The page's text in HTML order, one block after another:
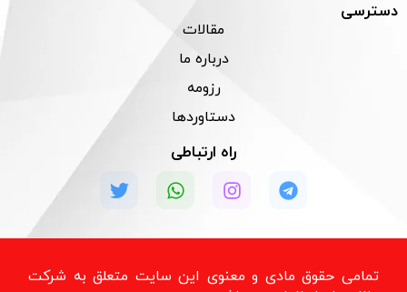
دسترسی
مقالات
درباره ما
رزومه
دستاوردها
راه ارتباطی
تمامی حقوق مادی و معنوی این سایت متعلق به شرکت